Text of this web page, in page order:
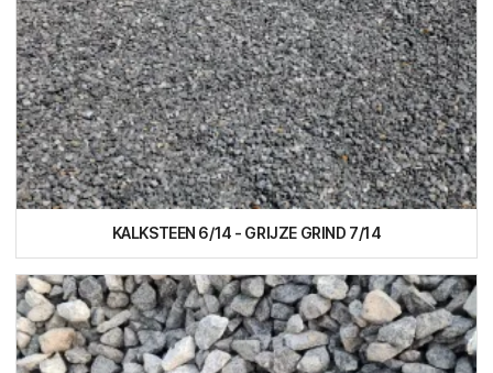
KALKSTEEN 6/14 - GRIJZE GRIND 7/14